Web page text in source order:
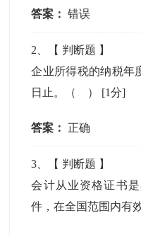
答案： 错误
2 、【 判断题 】
企业所得税的纳税年
日止。（ ） [1分]
答案： 正确
3 、【 判断题 】
会计从业资格证书
件，在全国范围内有